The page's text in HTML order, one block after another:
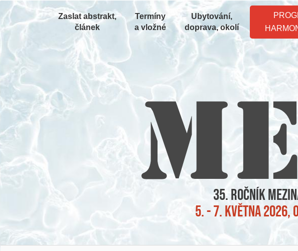
Zaslat abstrakt,
článek
Termíny
a vložné
Ubytování,
doprava, okolí
35. ročník
5. - 7. května 2026,